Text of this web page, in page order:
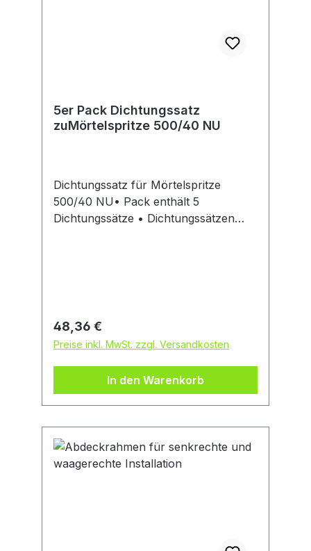
5er Pack Dichtungssatz
zuMörtelspritze 500/40 NU
Dichtungssatz für Mörtelspritze
500/40 NU• Pack enthält 5
Dichtungssätze • Dichtungssätzen
industrieprodukte.de
Regulärer Preis:
48,36 €
Preise inkl. MwSt. zzgl. Versandkosten
In den Warenkorb